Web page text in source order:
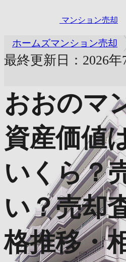
マンション売却
ホームズマンション売却
最終更新日：2026年
おおのマ
資産価値
いくら？
い？売却
格推移・